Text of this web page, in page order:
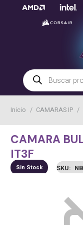
Búsqueda
de
productos
Inicio / CAMARAS IP /
CAMARA
IT3F
Sin Stock SKU: